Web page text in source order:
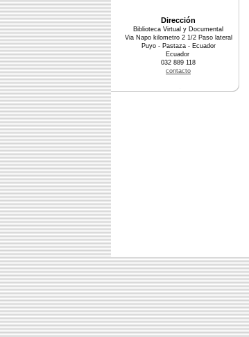
Dirección
Biblioteca Virtual y Documental
Via Napo kilometro 2 1/2 Paso lateral
Puyo - Pastaza - Ecuador
Ecuador
032 889 118
contacto